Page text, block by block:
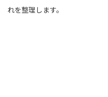
れを整理します。